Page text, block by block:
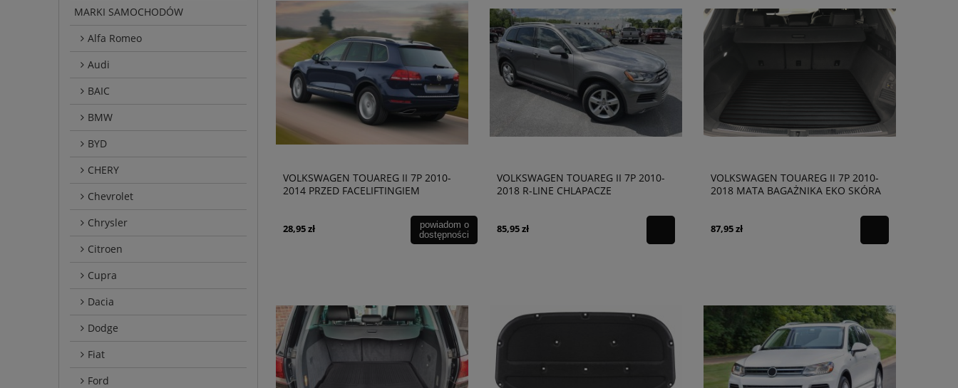
MARKI SAMOCHODÓW
Alfa Romeo
Audi
BAIC
BMW
BYD
CHERY
Chevrolet
Chrysler
Citroen
Cupra
Dacia
Dodge
Fiat
Ford
VOLKSWAGEN TOUAREG II 7P 2010-
2014 PRZED FACELIFTINGIEM
28,95 zł
powiadom o
dostępności
VOLKSWAGEN TOUAREG II 7P 2010-
2018 R-LINE CHLAPACZE
85,95 zł
VOLKSWAGEN TOUAREG II 7P 2010-
2018 MATA BAGAŻNIKA EKO SKÓRA
87,95 zł